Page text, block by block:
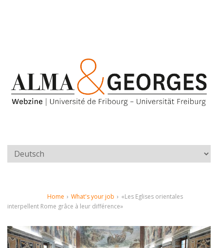
Home › What's your job › «Les Eglises orientales
interpellent Rome grâce à leur différence»